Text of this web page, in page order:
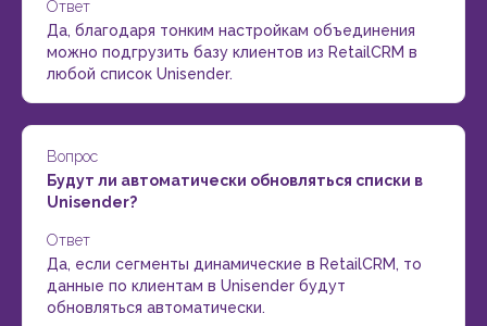
Ответ
Да, благодаря тонким настройкам объединения
можно подгрузить базу клиентов из RetailCRM в
любой список Unisender.
Вопрос
Будут ли автоматически обновляться списки в
Unisender?
Ответ
Да, если сегменты динамические в RetailCRM, то
данные по клиентам в Unisender будут
обновляться автоматически.